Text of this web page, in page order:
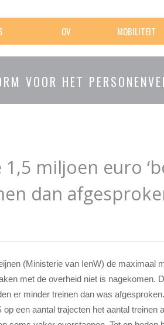
OV MOBILITEIT
VOOR HET
miljoen euro
dan
(Ministerie van IenW) de maximaal
met de overheid niet is nagekomen.
er minder treinen dan was
een aantal trajecten het aantal treinen